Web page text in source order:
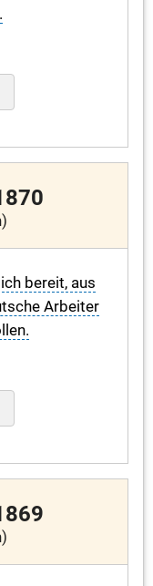
bereit, aus
Arbeiter